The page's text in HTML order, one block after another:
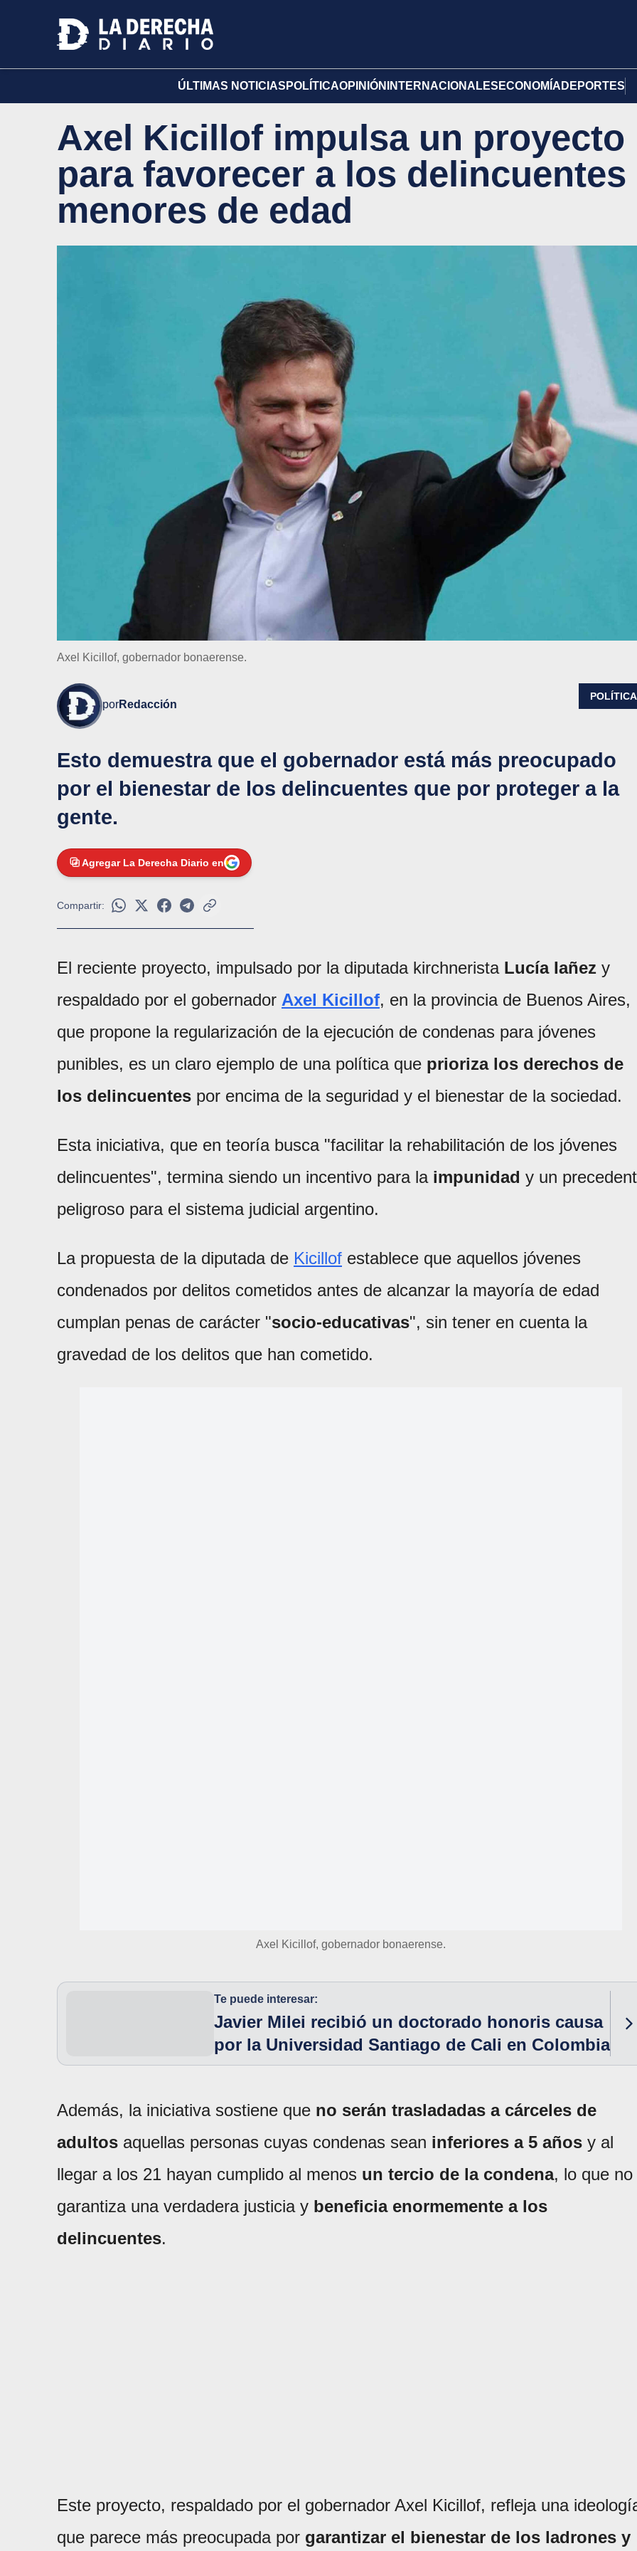
ÚLTIMAS NOTICIAS POLÍTICAOPINIÓN INTERNACIONALES ECONOMÍA DEPORTES
Axel Kicillof impulsa un proyecto
para favorecer a los delincuentes
menores de edad
Axel Kicillof, gobernador bonaerense.
porRedacción
POLÍTICA
Esto demuestra que el gobernador está más preocupado
por el bienestar de los delincuentes que por proteger a la
gente.
Agregar La Derecha Diario en
Compartir:
El reciente proyecto, impulsado por la diputada kirchnerista Lucía Iañez y
respaldado por el gobernador Axel Kicillof, en la provincia de Buenos Aires,
que propone la regularización de la ejecución de condenas para jóvenes
punibles, es un claro ejemplo de una política que prioriza los derechos de
los delincuentes por encima de la seguridad y el bienestar de la sociedad.
Esta iniciativa, que en teoría busca "facilitar la rehabilitación de los jóvenes
delincuentes", termina siendo un incentivo para la impunidad y un
peligroso para el sistema judicial argentino.
La propuesta de la diputada de Kicillof establece que aquellos jóvenes
condenados por delitos cometidos antes de alcanzar la mayoría de edad
cumplan penas de carácter "socio-educativas", sin tener en cuenta la
gravedad de los delitos que han cometido.
Axel Kicillof, gobernador bonaerense.
Te puede interesar:
Javier Milei recibió un doctorado honoris causa
por la Universidad Santiago de Cali en Colombia
Además, la iniciativa sostiene que no serán trasladadas a cárceles de
adultos aquellas personas cuyas condenas sean inferiores a 5 años y al
llegar a los 21 hayan cumplido al menos un tercio de la condena, lo que no
garantiza una verdadera justicia y beneficia enormemente a los
delincuentes.
Este proyecto, respaldado por el gobernador Axel Kicillof, refleja una
que parece más preocupada por garantizar el bienestar de los ladrones y